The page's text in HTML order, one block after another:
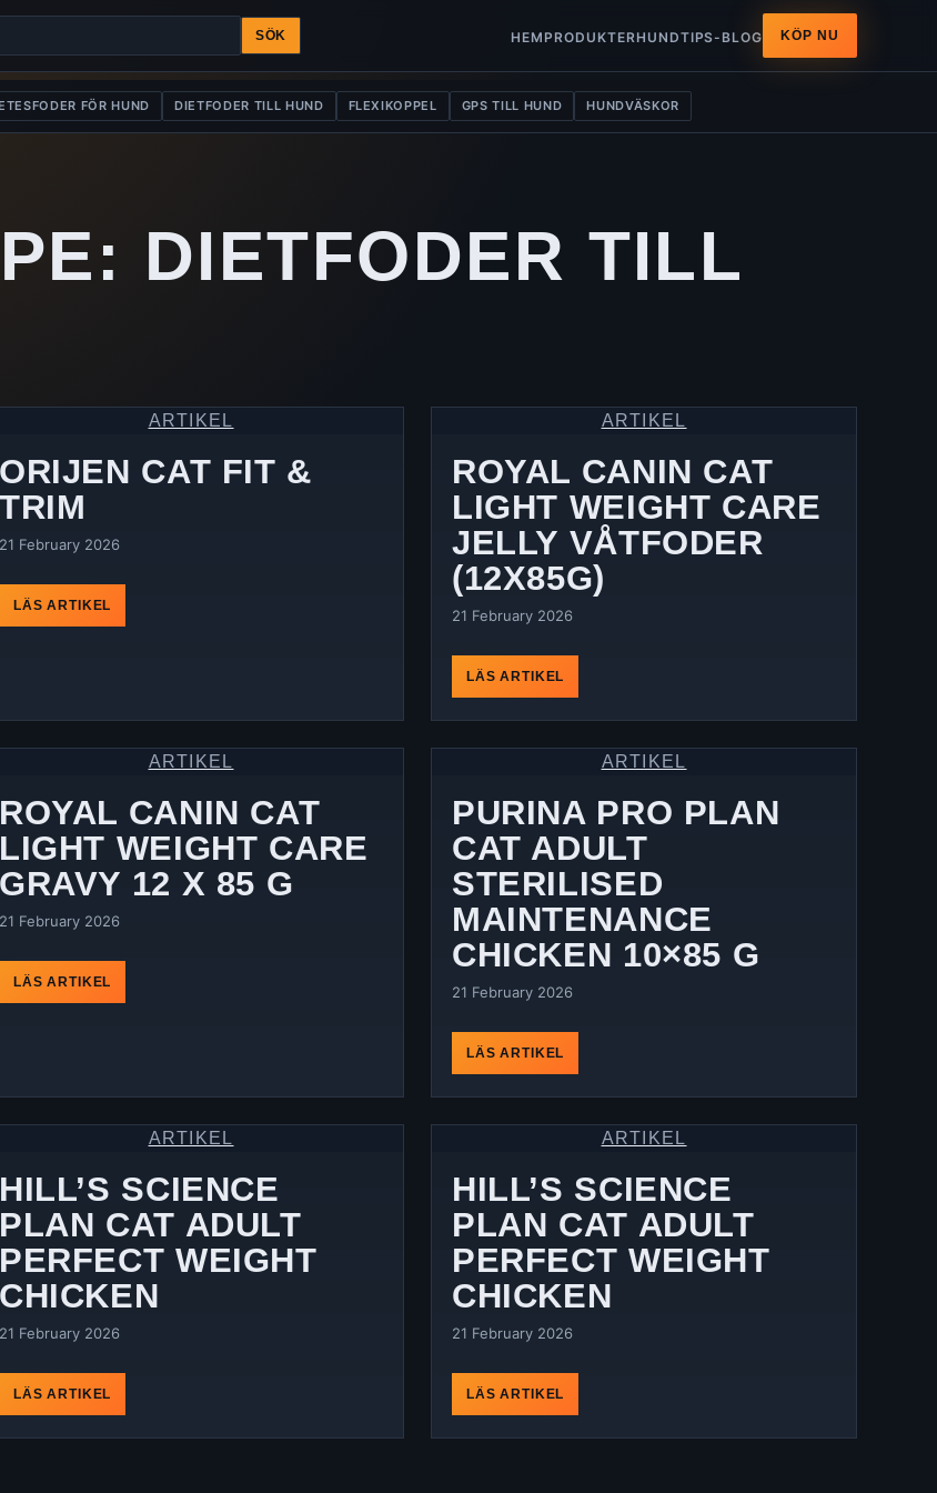
SÖK HEM PRODUKTERHUNDTIPS-BLOG KÖP NU
FÖR HUND DIETFODER TILL HUND FLEXIKOPPEL GPS TILL HUND HUNDVÄSKOR
DIETFODER TILL
ARTIKEL
ORIJEN CAT FIT &
TRIM
21 February 2026
LÄS ARTIKEL
ARTIKEL
ROYAL CANIN CAT
LIGHT WEIGHT CARE
JELLY VÅTFODER
(12X85G)
21 February 2026
LÄS ARTIKEL
ARTIKEL
ROYAL CANIN CAT
LIGHT WEIGHT CARE
GRAVY 12 X 85 G
21 February 2026
LÄS ARTIKEL
ARTIKEL
PURINA PRO PLAN
CAT ADULT
STERILISED
MAINTENANCE
CHICKEN 10×85 G
21 February 2026
LÄS ARTIKEL
ARTIKEL
HILL’S SCIENCE
PLAN CAT ADULT
PERFECT WEIGHT
CHICKEN
21 February 2026
LÄS ARTIKEL
ARTIKEL
HILL’S SCIENCE
PLAN CAT ADULT
PERFECT WEIGHT
CHICKEN
21 February 2026
LÄS ARTIKEL